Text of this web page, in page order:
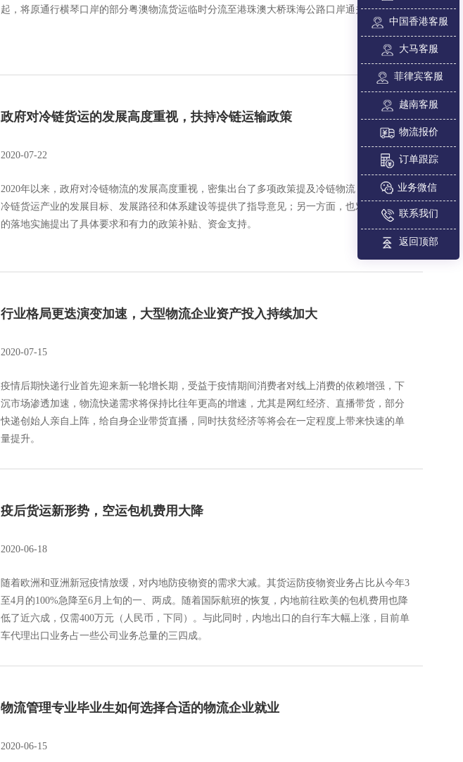
起，将原通行横琴口岸的部分粤澳物流货运临时分流至港珠澳大桥珠海公路口岸通关。
政府对冷链货运的发展高度重视，扶持冷链运输政策
2020-07-22
2020年以来，政府对冷链物流的发展高度重视，密集出台了多项政策提及冷链物流，一方面对
冷链货运产业的发展目标、发展路径和体系建设等提供了指导意见；另一方面，也对相关举措
的落地实施提出了具体要求和有力的政策补贴、资金支持。
行业格局更迭演变加速，大型物流企业资产投入持续加大
2020-07-15
疫情后期快递行业首先迎来新一轮增长期，受益于疫情期间消费者对线上消费的依赖增强，下
沉市场渗透加速，物流快递需求将保持比往年更高的增速，尤其是网红经济、直播带货，部分
快递创始人亲自上阵，给自身企业带货直播，同时扶贫经济等将会在一定程度上带来快速的单
量提升。
疫后货运新形势，空运包机费用大降
2020-06-18
随着欧洲和亚洲新冠疫情放缓，对内地防疫物资的需求大减。其货运防疫物资业务占比从今年3
至4月的100%急降至6月上旬的一、两成。随着国际航班的恢复，内地前往欧美的包机费用也降
低了近六成，仅需400万元（人民币，下同）。与此同时，内地出口的自行车大幅上涨，目前单
车代理出口业务占一些公司业务总量的三四成。
物流管理专业毕业生如何选择合适的物流企业就业
2020-06-15
中国香港客服
大马客服
菲律宾客服
越南客服
物流报价
订单跟踪
业务微信
联系我们
返回顶部